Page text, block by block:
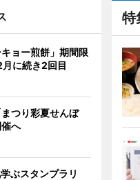
特
ョー煎餅」期間限
に続き2回目
つり彩夏せんぼ
へ
ぶスタンプラリ